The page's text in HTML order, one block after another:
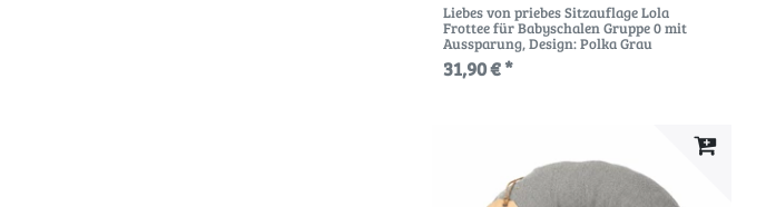
Liebes von priebes Sitzauflage Lola
Frottee für Babyschalen Gruppe 0 mit
Aussparung, Design: Polka Grau
31,90 € *